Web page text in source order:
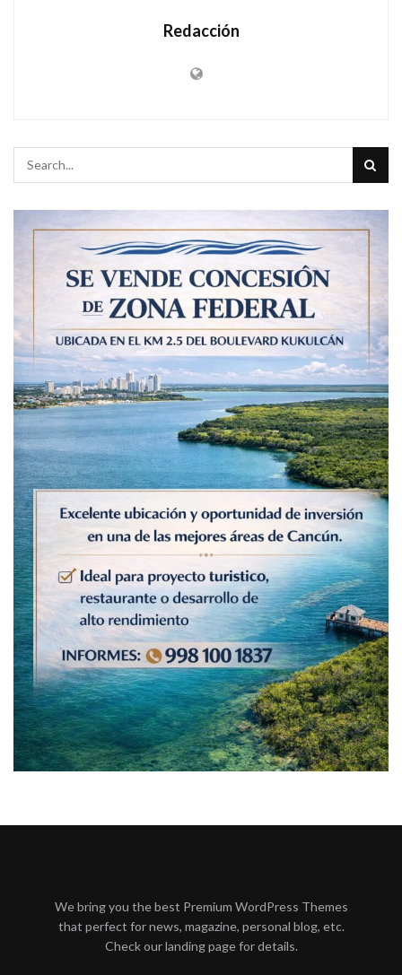
Redacción
We bring you the best Premium WordPress Themes
that perfect for news, magazine, personal blog, etc.
Check our landing page for details.